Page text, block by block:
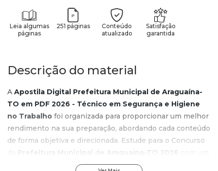
Leia algumas
páginas
251 páginas
Conteúdo
atualizado
Satisfação
garantida
Descrição do material
A Apostila Digital Prefeitura Municipal de Araguaína-
TO em PDF 2026 - Técnico em Segurança e Higiene
no Trabalho foi organizada para proporcionar um melhor
rendimento na sua preparação, abordando cada conteúdo
de forma objetiva e direcionada. Estude para o Concurso
Prefeitura Municipal de Araguaína-TO 2026
material de acordo com o Edital oficial para o cargo de